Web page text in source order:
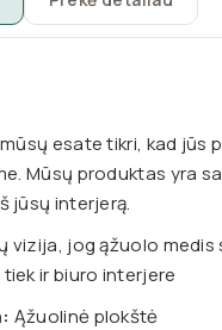
esate tikri, kad
Mūsų produktas yra
jūsų interjerą.
vizija, jog ąžuolo
ir biuro interjere
Ąžuolinė plokštė